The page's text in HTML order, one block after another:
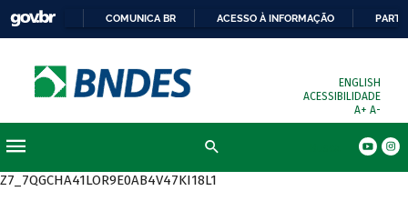
COMUNICA BR ACESSO À INFORMAÇÃO
ENGLISH
ACESSIBILIDADE
A+ A-
Z7_7QGCHA41LOR9E0AB4V47KI18L1